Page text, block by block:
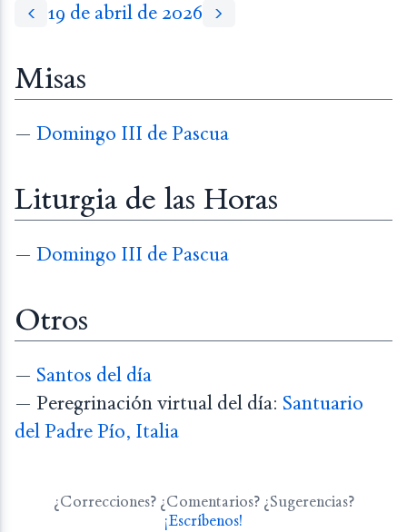
19 de abril de 2026
Misas
— Domingo III de Pascua
Liturgia de las Horas
— Domingo III de Pascua
Otros
— Santos del día
— Peregrinación virtual del día: Santuario
del Padre Pío, Italia
¿Correcciones? ¿Comentarios? ¿Sugerencias?
¡Escríbenos!